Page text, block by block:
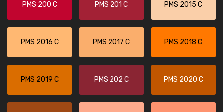
PMS 200 C PMS 201 C PMS 2015 C
PMS 2016 C PMS 2017 C PMS 2018 C
PMS 2019 C PMS 202 C PMS 2020 C